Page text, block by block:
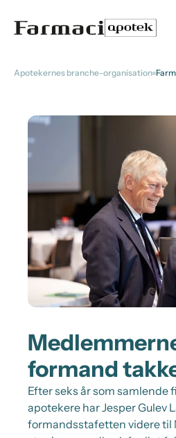
Apotekernes branche-organisation
formand
Efter seks år som samlende
apotekere har Jesper Gulev
formandsstafetten videre til